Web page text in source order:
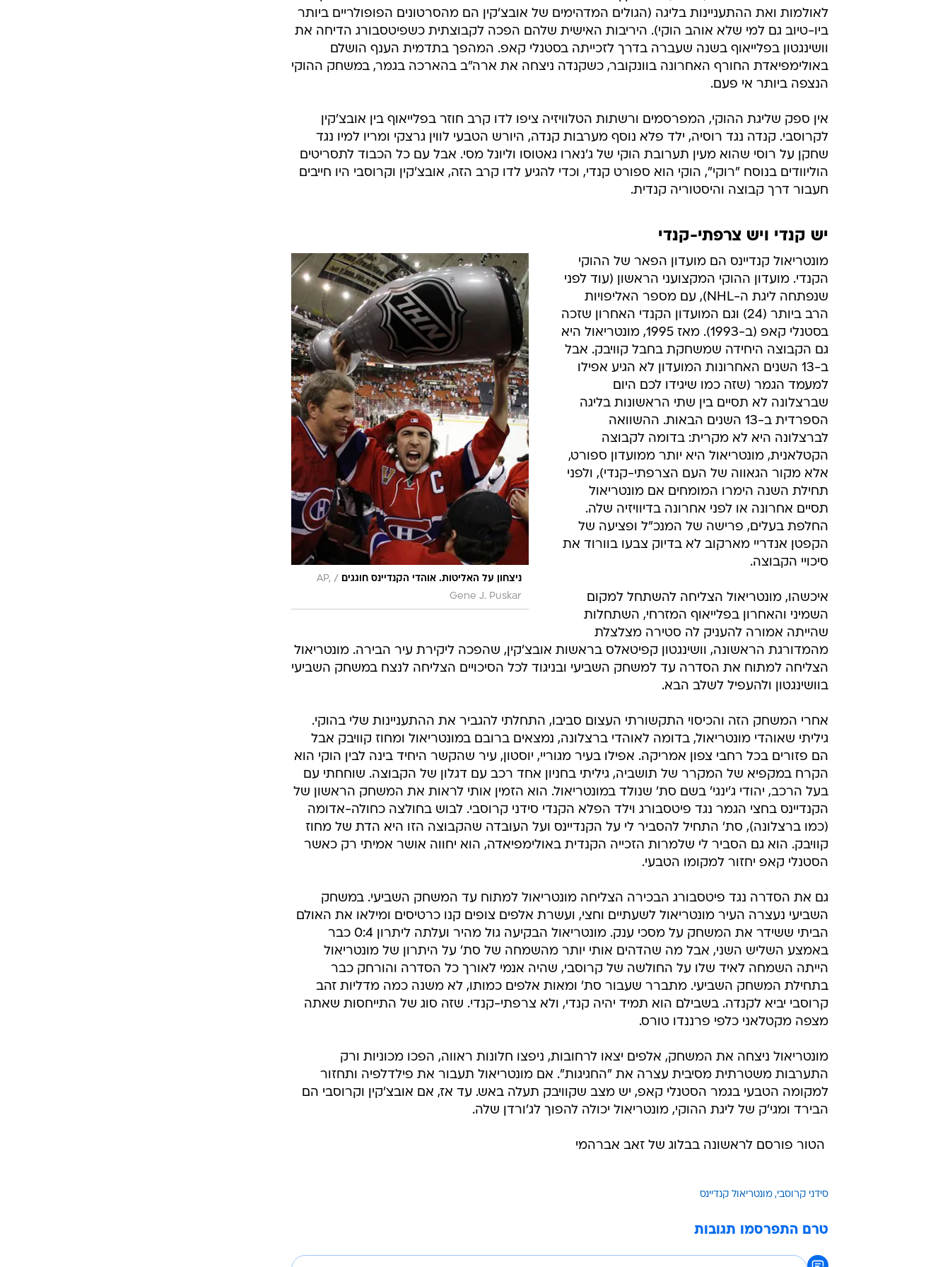
לאולמות ואת ההתעניינות בליגה (הגולים המדהימים של אובצ'קין הם מהסרטונים הפופולריים ביותר
ביו-טיוב גם למי שלא אוהב הוקי). היריבות האישית שלהם הפכה לקבוצתית כשפיטסבורג הדיחה את
וושינגטון בפלייאוף בשנה שעברה בדרך לזכייתה בסטנלי קאפ. המהפך בתדמית הענף הושלם
באולימפיאדת החורף האחרונה בוונקובר, כשקנדה ניצחה את ארה"ב בהארכה בגמר, במשחק ההוקי
הנצפה ביותר אי פעם.
אין ספק שליגת ההוקי, המפרסמים ורשתות הטלוויזיה ציפו לדו קרב חוזר בפלייאוף בין אובצ'קין
לקרוסבי. קנדה נגד רוסיה, ילד פלא נוסף מערבות קנדה, היורש הטבעי לווין גרצקי ומריו למיו נגד
שחקן על רוסי שהוא מעין תערובת הוקי של ג'נארו גאטוסו וליונל מסי. אבל עם כל הכבוד לתסריטים
הוליוודים בנוסח "רוקי", הוקי הוא ספורט קנדי, וכדי להגיע לדו קרב הזה, אובצ'קין וקרוסבי היו חייבים
חעבור דרך קבוצה והיסטוריה קנדית.
יש קנדי ויש צרפתי-קנדי
ניצחון על האליטות. אוהדי הקנדיינס חוגגים /
AP,
Gene J. Puskar
מונטריאול קנדיינס הם מועדון הפאר של ההוקי
הקנדי. מועדון ההוקי המקצועני הראשון (עוד לפני
שנפתחה ליגת ה-NHL), עם מספר האליפויות
הרב ביותר (24) וגם המועדון הקנדי האחרון שזכה
בסטנלי קאפ (ב-1993). מאז 1995, מונטריאול היא
גם הקבוצה היחידה שמשחקת בחבל קוויבק. אבל
ב-13 השנים האחרונות המועדון לא הגיע אפילו
למעמד הגמר (שזה כמו שיגידו לכם היום
שברצלונה לא תסיים בין שתי הראשונות בליגה
הספרדית ב-13 השנים הבאות. ההשוואה
לברצלונה היא לא מקרית: בדומה לקבוצה
הקטלאנית, מונטריאול היא יותר ממועדון ספורט,
אלא מקור הגאווה של העם הצרפתי-קנדי), ולפני
תחילת השנה הימרו המומחים אם מונטריאול
תסיים אחרונה או לפני אחרונה בדיוויזיה שלה.
החלפת בעלים, פרישה של המנכ"ל ופציעה של
הקפטן אנדריי מארקוב לא בדיוק צבעו בוורוד את
סיכויי הקבוצה.
איכשהו, מונטריאול הצליחה להשתחל למקום
השמיני והאחרון בפלייאוף המזרחי, השתחלות
שהייתה אמורה להעניק לה סטירה מצלצלת
מהמדורגת הראשונה, וושינגטון קפיטאלס בראשות אובצ'קין, שהפכה ליקירת עיר הבירה. מונטריאול
הצליחה למתוח את הסדרה עד למשחק השביעי ובניגוד לכל הסיכויים הצליחה לנצח במשחק השביעי
בוושינגטון ולהעפיל לשלב הבא.
אחרי המשחק הזה והכיסוי התקשורתי העצום סביבו, התחלתי להגביר את ההתעניינות שלי בהוקי.
גיליתי שאוהדי מונטריאול, בדומה לאוהדי ברצלונה, נמצאים ברובם במונטריאול ומחוז קוויבק אבל
הם פזורים בכל רחבי צפון אמריקה. אפילו בעיר מגוריי, יוסטון, עיר שהקשר היחיד בינה לבין הוקי הוא
הקרח במקפיא של המקרר של תושביה, גיליתי בחניון אחד רכב עם דגלון של הקבוצה. שוחחתי עם
בעל הרכב, יהודי ג'ינגי' בשם סת' שנולד במונטריאול. הוא הזמין אותי לראות את המשחק הראשון של
הקנדיינס בחצי הגמר נגד פיטסבורג וילד הפלא הקנדי סידני קרוסבי. לבוש בחולצה כחולה-אדומה
(כמו ברצלונה), סת' התחיל להסביר לי על הקנדיינס ועל העובדה שהקבוצה הזו היא הדת של מחוז
קוויבק. הוא גם הסביר לי שלמרות הזכייה הקנדית באולימפיאדה, הוא יחווה אושר אמיתי רק כאשר
הסטנלי קאפ יחזור למקומו הטבעי.
גם את הסדרה נגד פיטסבורג הבכירה הצליחה מונטריאול למתוח עד המשחק השביעי. במשחק
השביעי נעצרה העיר מונטריאול לשעתיים וחצי, ועשרת אלפים צופים קנו כרטיסים ומילאו את האולם
הביתי ששידר את המשחק על מסכי ענק. מונטריאול הבקיעה גול מהיר ועלתה ליתרון 0:4 כבר
באמצע השליש השני, אבל מה שהדהים אותי יותר מהשמחה של סת' על היתרון של מונטריאול
הייתה השמחה לאיד שלו על החולשה של קרוסבי, שהיה אנמי לאורך כל הסדרה והורחק כבר
בתחילת המשחק השביעי. מתברר שעבור סת' ומאות אלפים כמותו, לא משנה כמה מדליות זהב
קרוסבי יביא לקנדה. בשבילם הוא תמיד יהיה קנדי, ולא צרפתי-קנדי. שזה סוג של התייחסות שאתה
מצפה מקטלאני כלפי פרננדו טורס.
מונטריאול ניצחה את המשחק, אלפים יצאו לרחובות, ניפצו חלונות ראווה, הפכו מכוניות ורק
התערבות משטרתית מסיבית עצרה את "החגיגות". אם מונטריאול תעבור את פילדלפיה ותחזור
למקומה הטבעי בגמר הסטנלי קאפ, יש מצב שקוויבק תעלה באש. עד אז, אם אובצ'קין וקרוסבי הם
הבירד ומגי'ק של ליגת ההוקי, מונטריאול יכולה להפוך לג'ורדן שלה.
 הטור פורסם לראשונה בבלוג של זאב אברהמי
סידני קרוסבי מונטריאול קנדיינס
טרם התפרסמו תגובות